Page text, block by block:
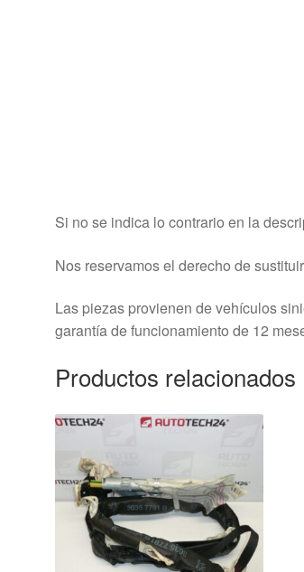
Si no se indica lo contrario en la
Nos reservamos el derecho de
Las piezas provienen de vehículos
garantía de funcionamiento de 12
Productos relacionados